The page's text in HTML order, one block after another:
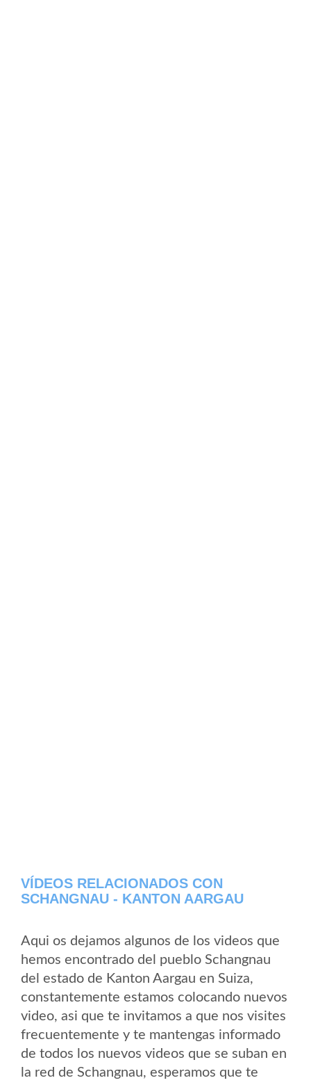
VÍDEOS RELACIONADOS CON
SCHANGNAU - KANTON AARGAU
Aqui os dejamos algunos de los videos que
hemos encontrado del pueblo Schangnau
del estado de Kanton Aargau en Suiza,
constantemente estamos colocando nuevos
video, asi que te invitamos a que nos visites
frecuentemente y te mantengas informado
de todos los nuevos videos que se suban en
la red de Schangnau, esperamos que te